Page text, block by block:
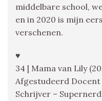
middelbare school,
en in 2020 is mijn
verschenen.
♥
34 | Mama van Lily
Afgestudeerd Docent
Schrijver –